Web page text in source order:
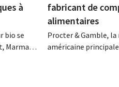
à
bio se
Marma,
fabricant de
alimentaires
Procter & Gamble,
américaine